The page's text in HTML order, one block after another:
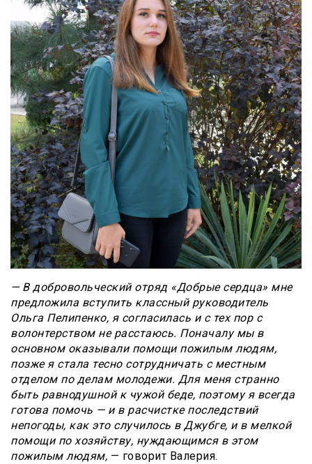
— В добровольческий отряд «Добрые сердца» мне
предложила вступить классный руководитель
Ольга Пелипенко, я согласилась и с тех пор с
волонтерством не расстаюсь. Поначалу мы в
основном оказывали помощи пожилым людям,
позже я стала тесно сотрудничать с местным
отделом по делам молодежи. Для меня странно
быть равнодушной к чужой беде, поэтому я всегда
готова помочь — и в расчистке последствий
непогоды, как это случилось в Джубге, и в мелкой
помощи по хозяйству, нуждающимся в этом
пожилым людям, — говорит Валерия.